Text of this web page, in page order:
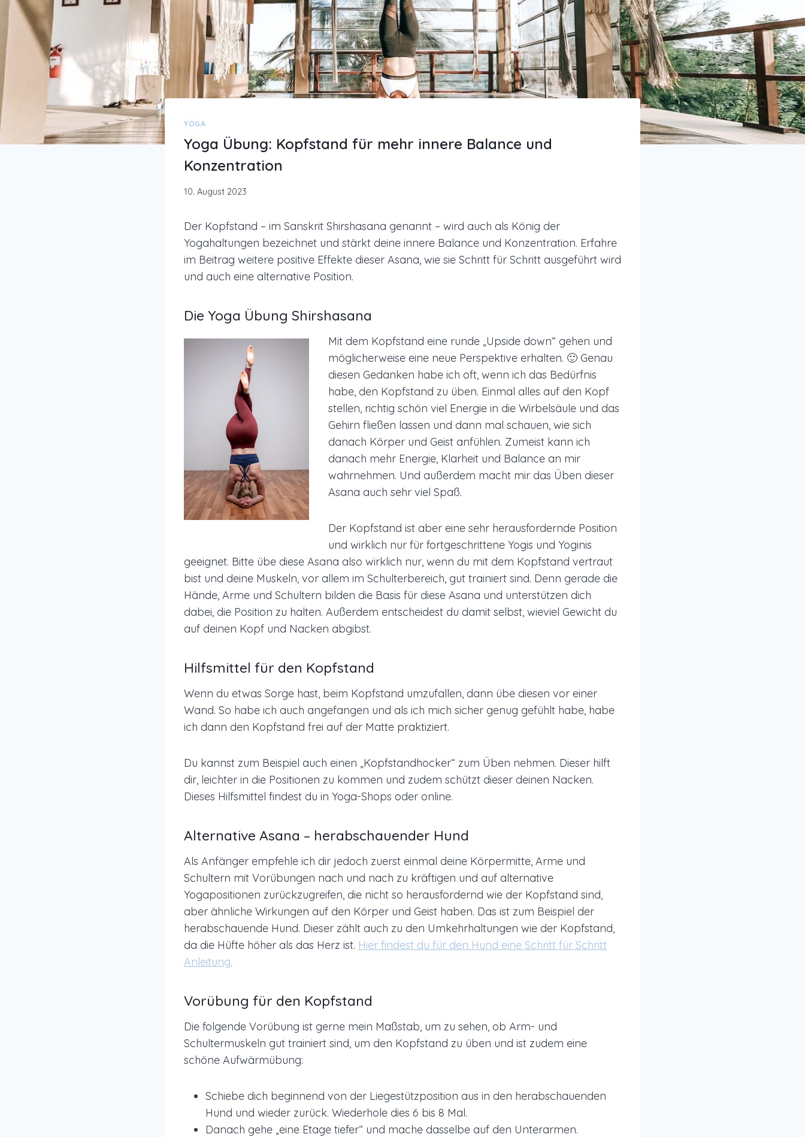
YOGA
Yoga Übung: Kopfstand für mehr innere Balance und
Konzentration
10. August 2023
Der Kopfstand – im Sanskrit Shirshasana genannt – wird auch als König der
Yogahaltungen bezeichnet und stärkt deine innere Balance und Konzentration. Erfahre
im Beitrag weitere positive Effekte dieser Asana, wie sie Schritt für Schritt ausgeführt wird
und auch eine alternative Position.
Die Yoga Übung Shirshasana
Mit dem Kopfstand eine runde „Upside down“ gehen und
möglicherweise eine neue Perspektive erhalten. 🙂 Genau
diesen Gedanken habe ich oft, wenn ich das Bedürfnis
habe, den Kopfstand zu üben. Einmal alles auf den Kopf
stellen, richtig schön viel Energie in die Wirbelsäule und das
Gehirn fließen lassen und dann mal schauen, wie sich
danach Körper und Geist anfühlen. Zumeist kann ich
danach mehr Energie, Klarheit und Balance an mir
wahrnehmen. Und außerdem macht mir das Üben dieser
Asana auch sehr viel Spaß.
Der Kopfstand ist aber eine sehr herausfordernde Position
und wirklich nur für fortgeschrittene Yogis und Yoginis
geeignet. Bitte übe diese Asana also wirklich nur, wenn du mit dem Kopfstand vertraut
bist und deine Muskeln, vor allem im Schulterbereich, gut trainiert sind. Denn gerade die
Hände, Arme und Schultern bilden die Basis für diese Asana und unterstützen dich
dabei, die Position zu halten. Außerdem entscheidest du damit selbst, wieviel Gewicht du
auf deinen Kopf und Nacken abgibst.
Hilfsmittel für den Kopfstand
Wenn du etwas Sorge hast, beim Kopfstand umzufallen, dann übe diesen vor einer
Wand. So habe ich auch angefangen und als ich mich sicher genug gefühlt habe, habe
ich dann den Kopfstand frei auf der Matte praktiziert.
Du kannst zum Beispiel auch einen „Kopfstandhocker“ zum Üben nehmen. Dieser hilft
dir, leichter in die Positionen zu kommen und zudem schützt dieser deinen Nacken.
Dieses Hilfsmittel findest du in Yoga-Shops oder online.
Alternative Asana – herabschauender Hund
Als Anfänger empfehle ich dir jedoch zuerst einmal deine Körpermitte, Arme und
Schultern mit Vorübungen nach und nach zu kräftigen und auf alternative
Yogapositionen zurückzugreifen, die nicht so herausfordernd wie der Kopfstand sind,
aber ähnliche Wirkungen auf den Körper und Geist haben. Das ist zum Beispiel der
herabschauende Hund. Dieser zählt auch zu den Umkehrhaltungen wie der Kopfstand,
da die Hüfte höher als das Herz ist. Hier findest du für den Hund eine Schritt für Schritt
Anleitung.
Vorübung für den Kopfstand
Die folgende Vorübung ist gerne mein Maßstab, um zu sehen, ob Arm- und
Schultermuskeln gut trainiert sind, um den Kopfstand zu üben und ist zudem eine
schöne Aufwärmübung:
Schiebe dich beginnend von der Liegestützposition aus in den herabschauenden
Hund und wieder zurück. Wiederhole dies 6 bis 8 Mal.
Danach gehe „eine Etage tiefer“ und mache dasselbe auf den Unterarmen.